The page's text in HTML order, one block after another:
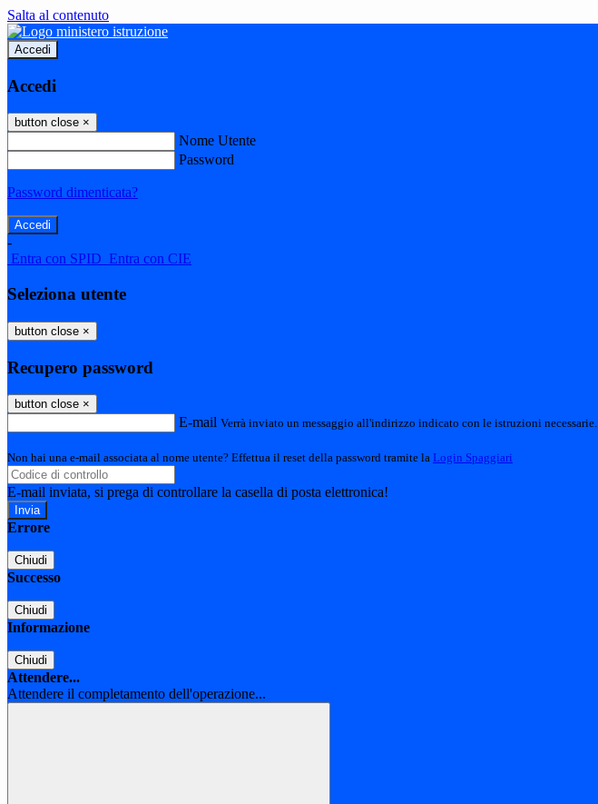
Salta al contenuto
Accedi
Accedi
button close ×
Nome Utente
Password
Password dimenticata?
-
Entra con SPID Entra con CIE
Seleziona utente
button close ×
Recupero password
button close ×
E-mail Verrà inviato un messaggio all'indirizzo indicato con le istruzioni necessarie.
Non hai una e-mail associata al nome utente? Effettua il reset della password tramite la Login Spaggiari
E-mail inviata, si prega di controllare la casella di posta elettronica!
Errore
Chiudi
Successo
Chiudi
Informazione
Chiudi
Attendere...
Attendere il completamento dell'operazione...